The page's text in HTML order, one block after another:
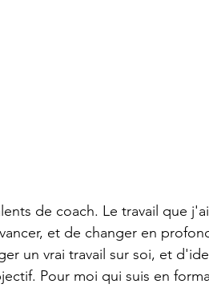
de coach. Le travail que
et de changer en
un vrai travail sur soi, et
Pour moi qui suis en